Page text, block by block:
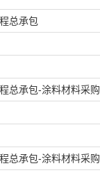
总承包
总承包-涂料材料采购
总承包-涂料材料采购